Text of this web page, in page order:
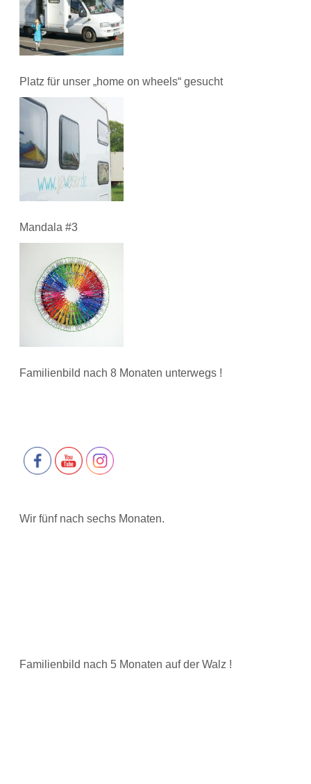
Platz für unser „home on wheels“ gesucht
Mandala #3
Familienbild nach 8 Monaten unterwegs !
Wir fünf nach sechs Monaten.
Familienbild nach 5 Monaten auf der Walz !